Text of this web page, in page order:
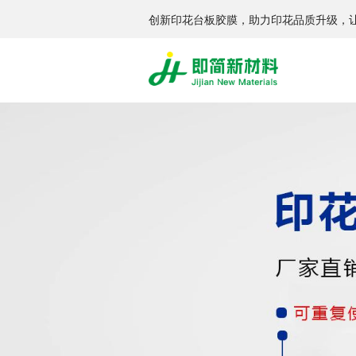
创新印花台板胶膜，助力印花品质升级，